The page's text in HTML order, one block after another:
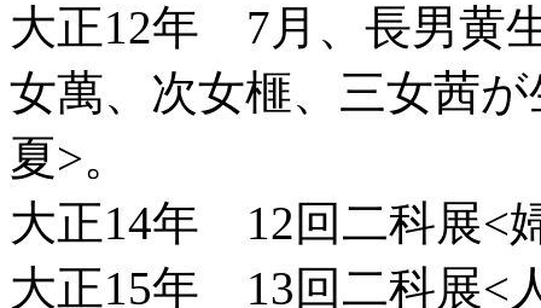
大正12年 7月、長男黄
女萬、次女榧、三女茜
夏>。
大正14年 12回二科展<
大正15年 13回二科展<